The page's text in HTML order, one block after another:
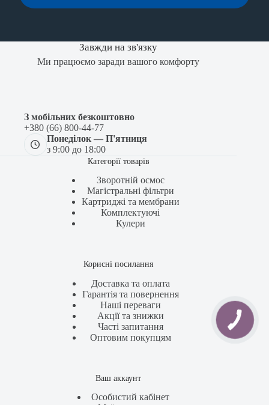
Завжди на зв'язку
Ми працюємо заради вашого комфорту
З мобільних безкоштовно
+380 (66) 800-44-77
Понеділок — П'ятниця
з 9:00 до 18:00
Категорії товарів
Зворотній осмос
Магістральні фільтри
Картриджі та мембрани
Комплектуючі
Кулери
Корисні посилання
Доставка та оплата
Гарантія та повернення
Наші переваги
Акції та знижки
Часті запитання
Оптовим покупцям
Ваш аккаунт
Особистий кабінет